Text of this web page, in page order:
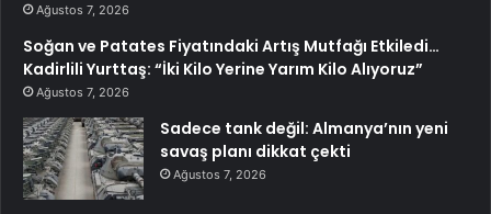
Ağustos 7, 2026
Soğan ve Patates Fiyatındaki Artış Mutfağı Etkiledi…
Kadirlili Yurttaş: “İki Kilo Yerine Yarım Kilo Alıyoruz”
Ağustos 7, 2026
Sadece tank değil: Almanya’nın yeni
savaş planı dikkat çekti
Ağustos 7, 2026